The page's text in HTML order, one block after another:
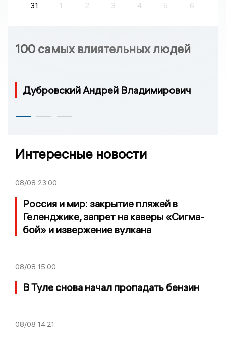
31
1 2 3 4 5 6
100 самых влиятельных людей
Дубровский Андрей Владимирович
Интересные новости
08/08 23:00
Россия и мир: закрытие пляжей в
Геленджике, запрет на каверы «Сигма-
бой» и извержение вулкана
08/08 15:00
В Туле снова начал пропадать бензин
08/08 14:21